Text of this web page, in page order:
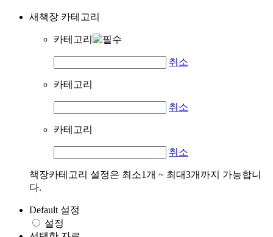
새책장 카테고리
카테고리
취소
카테고리
취소
카테고리
취소
책장카테고리 설정은 최소1개 ~ 최대3개까지 가능합니
다.
Default 설정
설정